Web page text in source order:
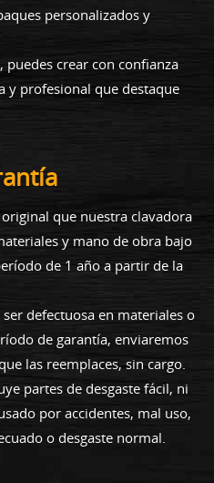
personalizados y
puedes crear con confianza
y profesional que destaque
que nuestra clavadora
y mano de obra bajo
de 1 año a partir de la
defectuosa en materiales o
de garantía, enviaremos
las reemplaces, sin cargo.
partes de desgaste fácil, ni
por accidentes, mal uso,
o desgaste normal.